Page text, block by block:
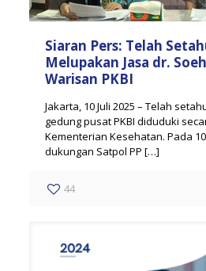
Siaran Pers: Telah
Melupakan Jasa dr.
Warisan PKBI
Jakarta, 10 Juli 2025 – Telah
gedung pusat PKBI diduduki
Kementerian Kesehatan. Pada
dukungan Satpol PP […]
44